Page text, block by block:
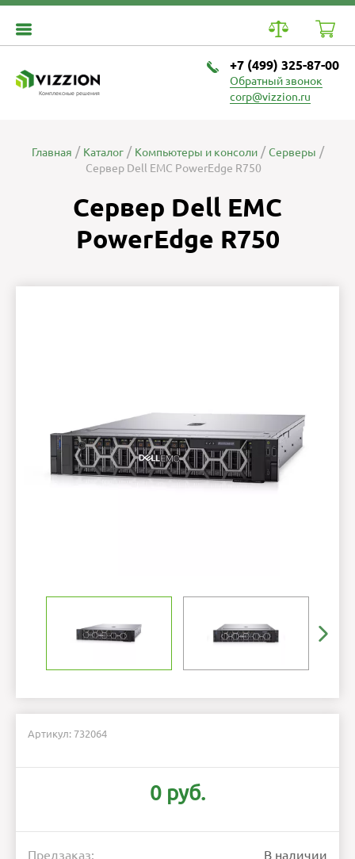
Комплексные решения
+7 (499) 325-87-00
Обратный звонок
corp@vizzion.ru
Главная Каталог Компьютеры и консоли
Серверы
Сервер Dell EMC PowerEdge R750
Сервер Dell EMC
PowerEdge R750
Артикул: 732064
0 руб.
Предзаказ: В наличии